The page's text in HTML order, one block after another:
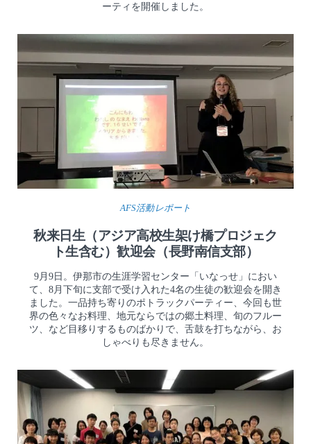
ーティを開催しました。
AFS活動レポート
秋来日生（アジア高校生架け橋プロジェク
ト生含む）歓迎会（長野南信支部）
9月9日。伊那市の生涯学習センター「いなっせ」におい
て、8月下旬に支部で受け入れた4名の生徒の歓迎会を開き
ました。一品持ち寄りのポトラックパーティー、今回も世
界の色々なお料理、地元ならではの郷土料理、旬のフルー
ツ、など目移りするものばかりで、舌鼓を打ちながら、お
しゃべりも尽きません。